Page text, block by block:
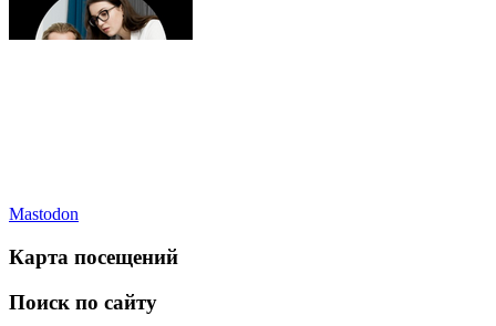
Mastodon
Карта посещений
Поиск по сайту